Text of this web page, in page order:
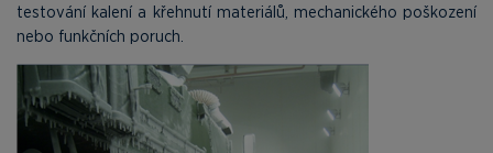
testování kalení a křehnutí materiálů, mechanického poškození
nebo funkčních poruch.